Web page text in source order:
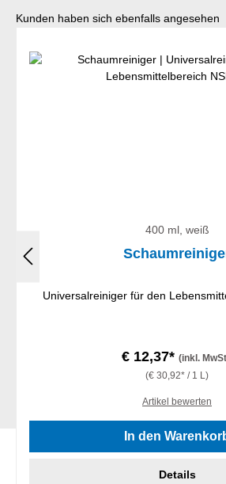
Produktgalerie überspringen
Kunden haben sich ebenfalls angesehen
400 ml, weiß
Universalreiniger für den
€ 12,37* (inkl.
(€ 30,92* / 1 L)
Artikel bewerten
In den
Details